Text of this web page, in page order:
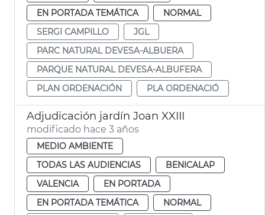
EN PORTADA TEMÁTICA
NORMAL
SERGI CAMPILLO
JGL
PARC NATURAL DEVESA-ALBUERA
PARQUE NATURAL DEVESA-ALBUFERA
PLAN ORDENACIÓN
PLA ORDENACIÓ
Adjudicación jardín Joan XXIII
modificado hace 3 años
MEDIO AMBIENTE
TODAS LAS AUDIENCIAS
BENICALAP
VALENCIA
EN PORTADA
EN PORTADA TEMÁTICA
NORMAL